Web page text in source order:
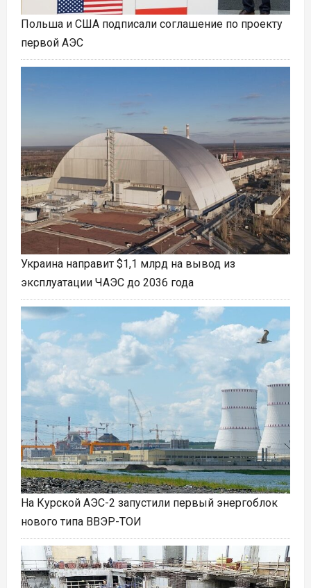
Польша и США подписали соглашение по проекту
первой АЭС
Украина направит $1,1 млрд на вывод из
эксплуатации ЧАЭС до 2036 года
На Курской АЭС-2 запустили первый энергоблок
нового типа ВВЭР-ТОИ